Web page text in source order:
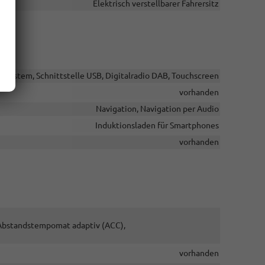
Elektrisch verstellbarer Fahrersitz
Schnittstelle USB, Digitalradio DAB, Touchscreen
vorhanden
Navigation, Navigation per Audio
Induktionsladen für Smartphones
vorhanden
adaptiv (ACC),
vorhanden